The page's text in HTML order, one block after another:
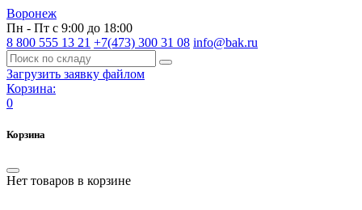
Воронеж
Пн - Пт с 9:00 до 18:00
8 800 555 13 21 +7(473) 300 31 08 info@bak.ru
Загрузить заявку файлом
Корзина:
0
Корзина
Нет товаров в корзине